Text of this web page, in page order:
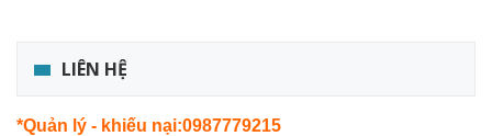
LIÊN HỆ
*Quản lý - khiếu nại:0987779215